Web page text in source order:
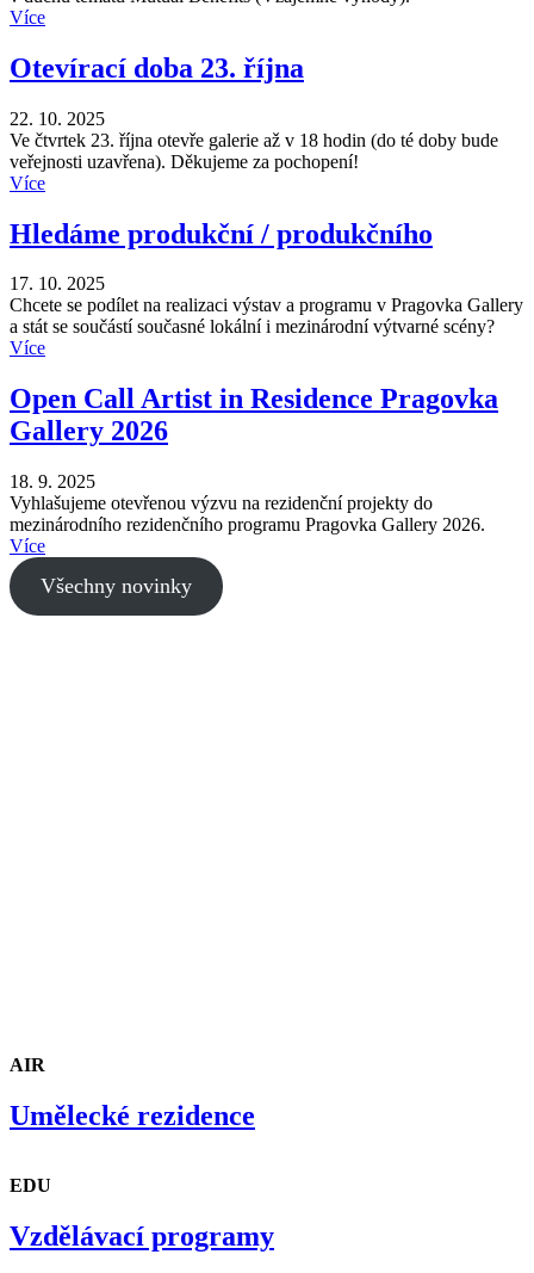
Více
Otevírací doba 23. října
22. 10. 2025
Ve čtvrtek 23. října otevře galerie až v 18 hodin (do té doby bude
veřejnosti uzavřena). Děkujeme za pochopení!
Více
Hledáme produkční / produkčního
17. 10. 2025
Chcete se podílet na realizaci výstav a programu v Pragovka Gallery
a stát se součástí současné lokální i mezinárodní výtvarné scény?
Více
Open Call Artist in Residence Pragovka
Gallery 2026
18. 9. 2025
Vyhlašujeme otevřenou výzvu na rezidenční projekty do
mezinárodního rezidenčního programu Pragovka Gallery 2026.
Více
Všechny novinky
AIR
Umělecké rezidence
EDU
Vzdělávací programy